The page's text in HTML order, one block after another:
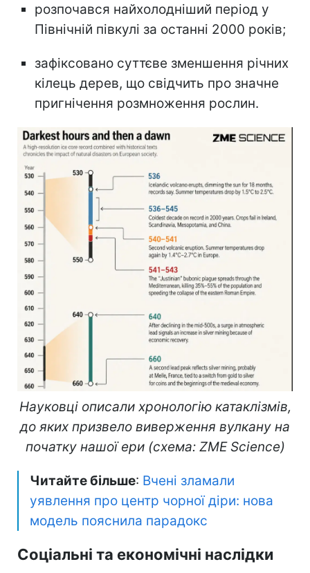
розпочався найхолодніший період у
Північній півкулі за останні 2000 років;
зафіксовано суттєве зменшення річних
кілець дерев, що свідчить про значне
пригнічення розмноження рослин.
Науковці описали хронологію катаклізмів,
до яких призвело виверження вулкану на
початку нашої ери (схема: ZME Science)
Читайте більше: Вчені зламали
уявлення про центр чорної діри: нова
модель пояснила парадокс
Соціальні та економічні наслідки